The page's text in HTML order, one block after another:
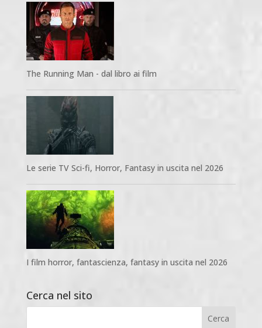
The Running Man - dal libro ai film
Le serie TV Sci-fi, Horror, Fantasy in uscita nel 2026
I film horror, fantascienza, fantasy in uscita nel 2026
Cerca nel sito